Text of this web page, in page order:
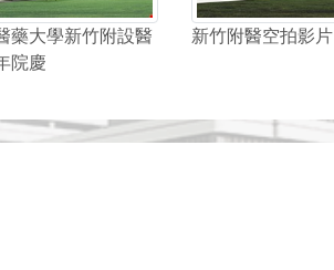
藥大學新竹附設醫
院慶
新竹附醫空拍影片